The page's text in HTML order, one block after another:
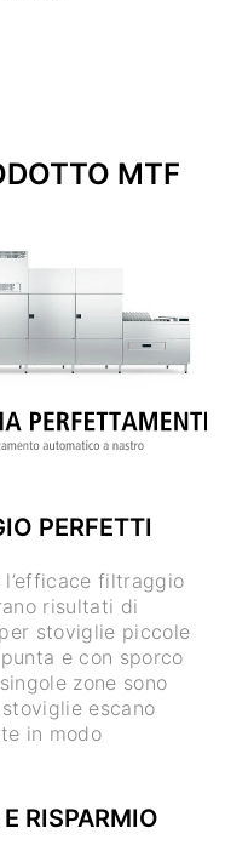
MTF
PERFETTI
filtraggio
risultati di
stoviglie piccole
e con sporco
zone sono
escano
in modo
RISPARMIO